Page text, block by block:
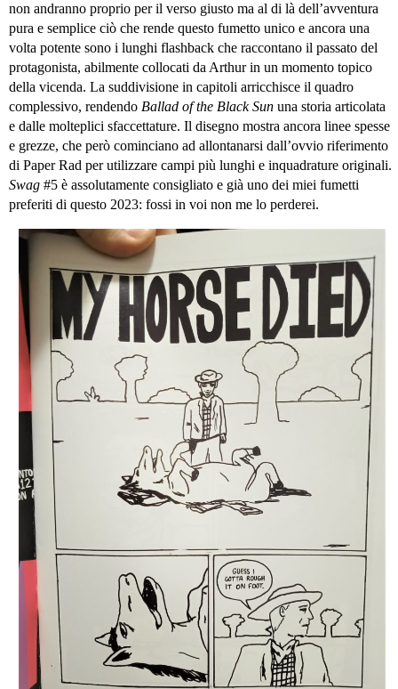
non andranno proprio per il verso giusto ma al di là dell’avventura
pura e semplice ciò che rende questo fumetto unico e ancora una
volta potente sono i lunghi flashback che raccontano il passato del
protagonista, abilmente collocati da Arthur in un momento topico
della vicenda. La suddivisione in capitoli arricchisce il quadro
complessivo, rendendo Ballad of the Black Sun una storia articolata
e dalle molteplici sfaccettature. Il disegno mostra ancora linee spesse
e grezze, che però cominciano ad allontanarsi dall’ovvio riferimento
di Paper Rad per utilizzare campi più lunghi e inquadrature originali.
Swag #5 è assolutamente consigliato e già uno dei miei fumetti
preferiti di questo 2023: fossi in voi non me lo perderei.